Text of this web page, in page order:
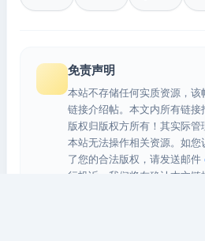
免责声明
本站不存储任何实质资源，
链接介绍帖。本文内所有链
版权归版权方所有！其实际管
本站无法操作相关资源。如
了您的合法版权，请发送邮件
行投诉，我们将在确认本文链